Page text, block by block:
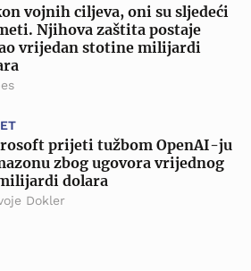
vojnih ciljeva, oni su sljedeći
Njihova zaštita postaje
vrijedan stotine milijardi
prijeti tužbom OpenAI-ju
zbog ugovora vrijednog
dolara
Dokler